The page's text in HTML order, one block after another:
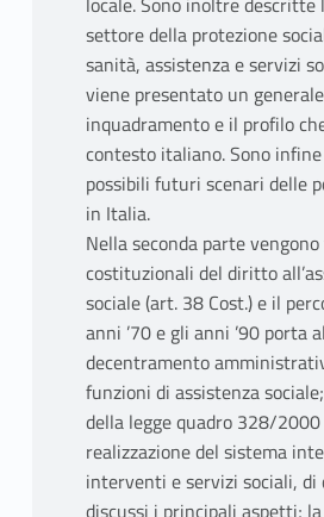
settore della protezione
sanità, assistenza e servizi
viene presentato un generale
inquadramento e il profilo
contesto italiano. Sono
possibili futuri scenari delle
in Italia.
Nella seconda parte
costituzionali del diritto
sociale (art. 38 Cost.) e il
anni ’70 e gli anni ’90 porta al
decentramento
funzioni di assistenza
della legge quadro 328/
realizzazione del sistema
interventi e servizi sociali, di